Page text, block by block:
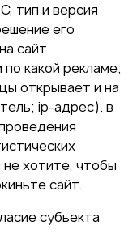
тип и версия
его
сайт
по какой рекламе;
открывает и на
ip-адрес). в
не хотите, чтобы
сайт.
субъекта